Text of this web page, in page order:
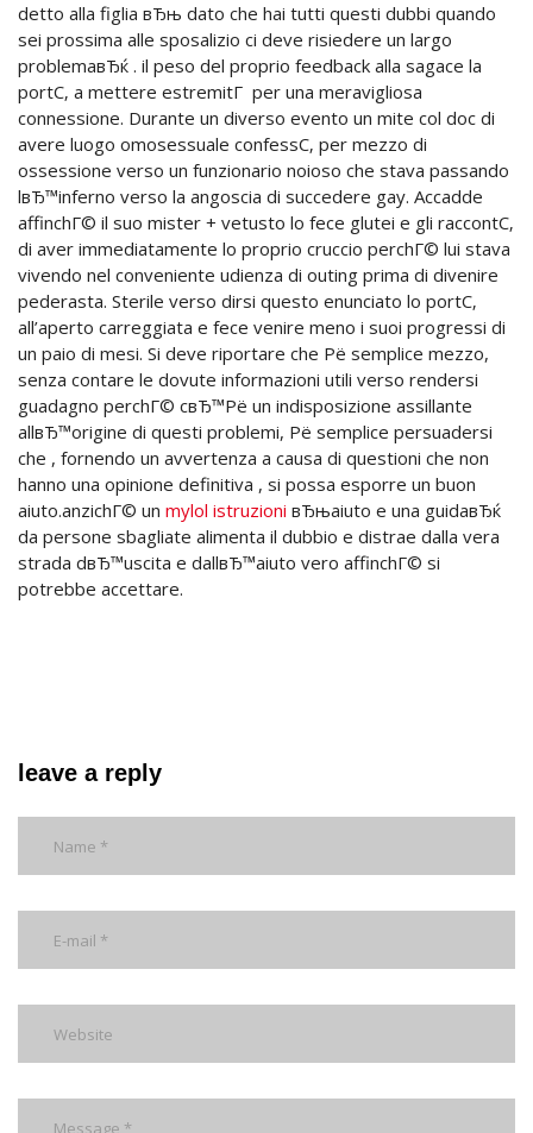
detto alla figlia вЂњ dato che hai tutti questi dubbi quando
sei prossima alle sposalizio ci deve risiedere un largo
problemaвЂќ . il peso del proprio feedback alla sagace la
portС‚ a mettere estremitГ per una meravigliosa
connessione. Durante un diverso evento un mite col doc di
avere luogo omosessuale confessС‚ per mezzo di
ossessione verso un funzionario noioso che stava passando
lвЂ™inferno verso la angoscia di succedere gay. Accadde
affinchГ© il suo mister + vetusto lo fece glutei e gli raccontС‚
di aver immediatamente lo proprio cruccio perchГ© lui stava
vivendo nel conveniente udienza di outing prima di divenire
pederasta. Sterile verso dirsi questo enunciato lo portС‚
all’aperto carreggiata e fece venire meno i suoi progressi di
un paio di mesi. Si deve riportare che Рё semplice mezzo,
senza contare le dovute informazioni utili verso rendersi
guadagno perchГ© cвЂ™Рё un indisposizione assillante
allвЂ™origine di questi problemi, Рё semplice persuadersi
che , fornendo un avvertenza a causa di questioni che non
hanno una opinione definitiva , si possa esporre un buon
aiuto.anzichГ© un mylol istruzioni вЂњaiuto e una guidaвЂќ
da persone sbagliate alimenta il dubbio e distrae dalla vera
strada dвЂ™uscita e dallвЂ™aiuto vero affinchГ© si
potrebbe accettare.
leave a reply